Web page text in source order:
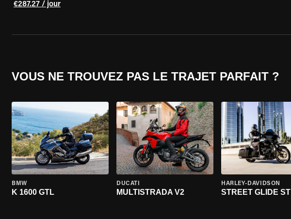
€287.27 / jour
VOUS NE TROUVEZ PAS LE TRAJET PARFAIT ?
BMW
K 1600 GTL
DUCATI
MULTISTRADA V2
HARLEY-DAVIDSON
STREET GLIDE ST